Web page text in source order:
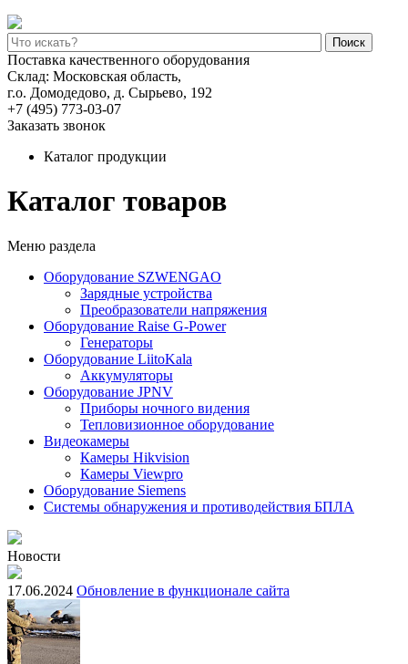
Поиск
Поставка качественного оборудования
Склад: Московская область,
г.о. Домодедово, д. Сырьево, 192
+7 (495) 773-03-07
Заказать звонок
Каталог продукции
Каталог товаров
Меню раздела
Оборудование SZWENGAO
Зарядные устройства
Преобразователи напряжения
Оборудование Raise G-Power
Генераторы
Оборудование LiitoKala
Аккумуляторы
Оборудование JPNV
Приборы ночного видения
Тепловизионное оборудование
Видеокамеры
Камеры Hikvision
Камеры Viewpro
Оборудование Siemens
Системы обнаружения и противодействия БПЛА
Новости
17.06.2024 Обновление в функционале сайта